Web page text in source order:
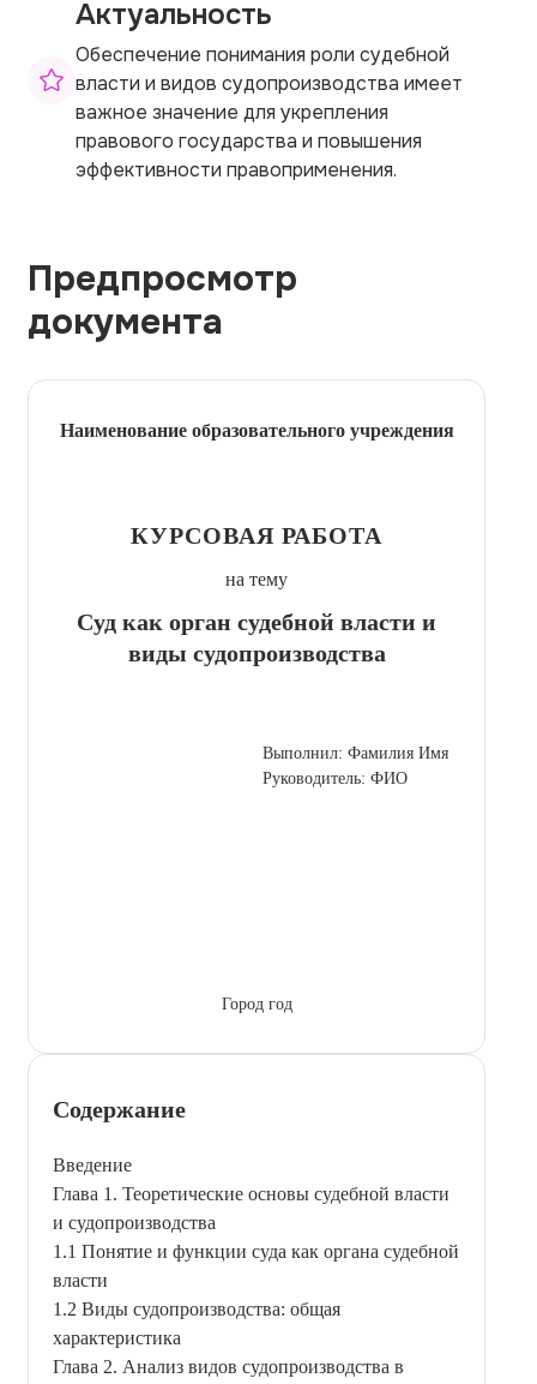
Актуальность
Обеспечение понимания роли судебной
власти и видов судопроизводства имеет
важное значение для укрепления
правового государства и повышения
эффективности правоприменения.
Предпросмотр
документа
Наименование образовательного учреждения
КУРСОВАЯ РАБОТА
на тему
Суд как орган судебной власти и
виды судопроизводства
Выполнил: Фамилия Имя
Руководитель: ФИО
Город год
Содержание
Введение
Глава 1. Теоретические основы судебной власти
и судопроизводства
1.1 Понятие и функции суда как органа судебной
власти
1.2 Виды судопроизводства: общая
характеристика
Глава 2. Анализ видов судопроизводства в